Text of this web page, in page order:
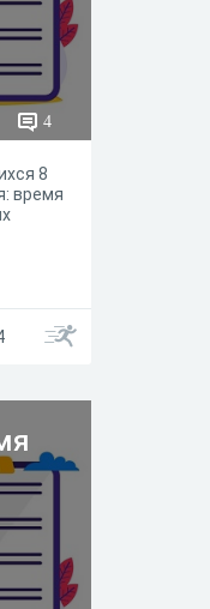
4
8
время